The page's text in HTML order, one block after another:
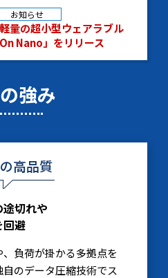
お知らせ
量の超小型ウェアラブル
Nano」をリリース
強み
高品質
切れや
回避
負荷が掛かる多拠点を
のデータ圧縮技術でス